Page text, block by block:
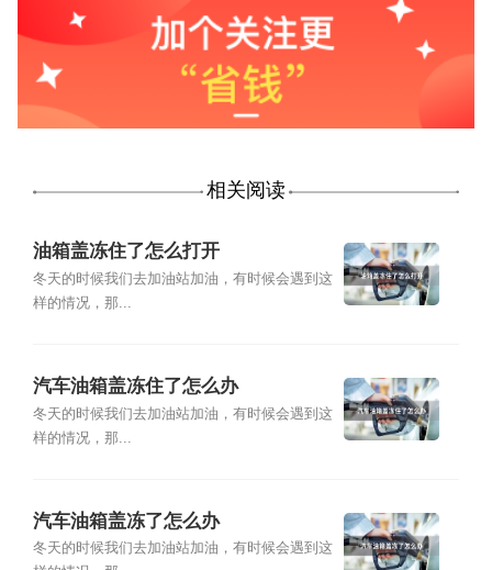
相关阅读
油箱盖冻住了怎么打开
冬天的时候我们去加油站加油，有时候会遇到这
样的情况，那...
汽车油箱盖冻住了怎么办
冬天的时候我们去加油站加油，有时候会遇到这
样的情况，那...
汽车油箱盖冻了怎么办
冬天的时候我们去加油站加油，有时候会遇到这